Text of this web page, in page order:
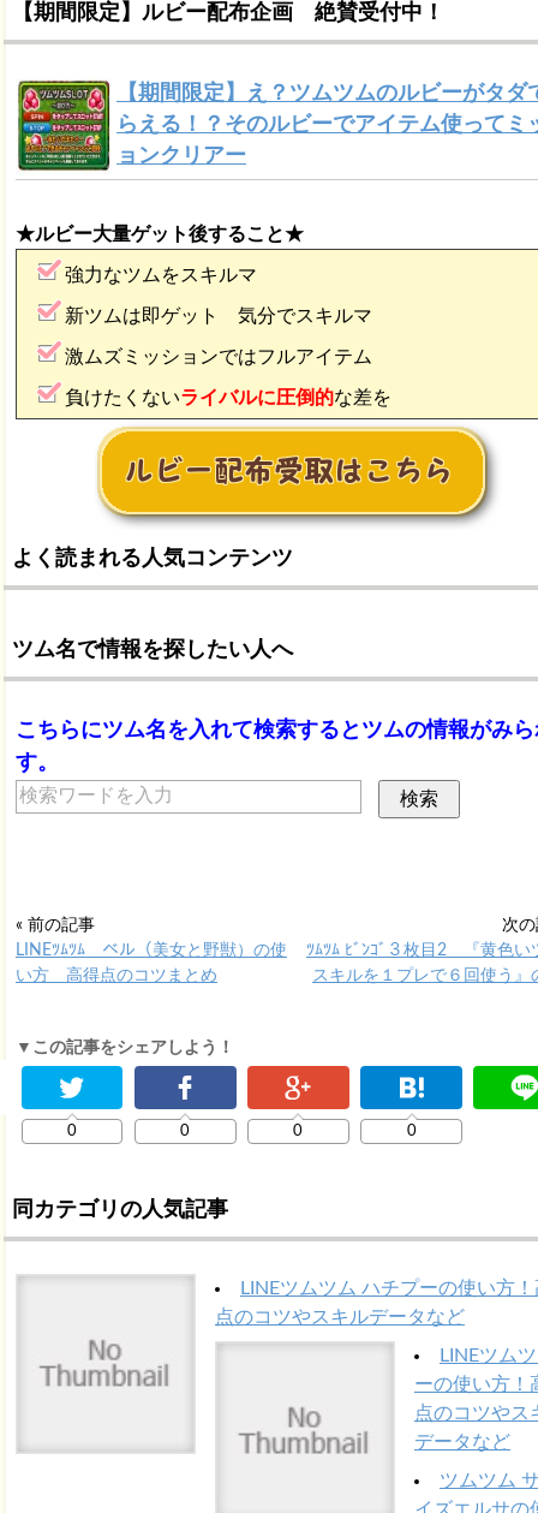
【期間限定】ルビー配布企画 絶賛受付中！
【期間限定】え？ツムツムのルビーがタダ
らえる！？そのルビーでアイテム使ってミ
ョンクリアー
★ルビー大量ゲット後すること★
強力なツムをスキルマ
新ツムは即ゲット 気分でスキルマ
激ムズミッションではフルアイテム
負けたくないライバルに圧倒的な差を
よく読まれる人気コンテンツ
ツム名で情報を探したい人へ
こちらにツム名を入れて検索するとツムの情報がみ
す。
« 前の記事
LINEﾂﾑﾂﾑ ベル（美女と野獣）の使
い方 高得点のコツまとめ
次
ﾂﾑﾂﾑ ﾋﾞﾝｺﾞ３枚目2 『黄色い
スキルを１プレで６回使う』
▼この記事をシェアしよう！
0 0 0 0
同カテゴリの人気記事
LINEツムツム ハチプーの使い方
点のコツやスキルデータなど
LINEツム
ーの使い方！
点のコツやス
データなど
ツムツム